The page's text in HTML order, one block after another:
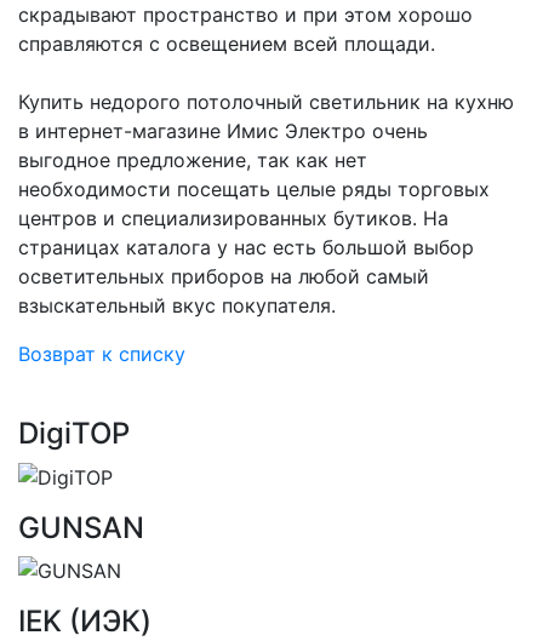
скрадывают пространство и при этом хорошо
справляются с освещением всей площади.
Купить недорого потолочный светильник на кухню
в интернет-магазине Имис Электро очень
выгодное предложение, так как нет
необходимости посещать целые ряды торговых
центров и специализированных бутиков. На
страницах каталога у нас есть большой выбор
осветительных приборов на любой самый
взыскательный вкус покупателя.
Возврат к списку
DigiTOP
GUNSAN
IEK (ИЭК)